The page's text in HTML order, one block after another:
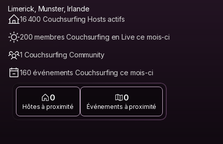
Limerick, Munster, Irlande
16 400 Couchsurfing Hosts actifs
200 membres Couchsurfing en Live ce mois-ci
1 Couchsurfing Community
160 événements Couchsurfing ce mois-ci
0
Hôtes à proximité
0
Événements à proximité